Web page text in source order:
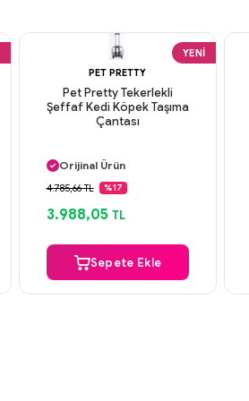
YENI
PET PRETTY
Pet Pretty Tekerlekli
Şeffaf Kedi Köpek Taşıma
Çantası
Orijinal Ürün
Güvenli Ödeme
4.785,66 TL %17
3.988,05 TL
Sepete Ekle